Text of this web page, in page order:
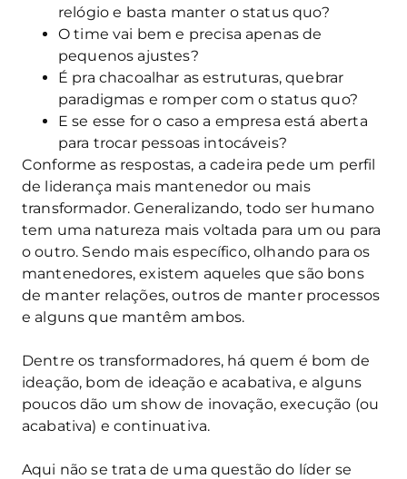
relógio e basta manter o status quo?
O time vai bem e precisa apenas de
pequenos ajustes?
É pra chacoalhar as estruturas, quebrar
paradigmas e romper com o status quo?
E se esse for o caso a empresa está aberta
para trocar pessoas intocáveis?
Conforme as respostas, a cadeira pede um perfil
de liderança mais mantenedor ou mais
transformador. Generalizando, todo ser humano
tem uma natureza mais voltada para um ou para
o outro. Sendo mais específico, olhando para os
mantenedores, existem aqueles que são bons
de manter relações, outros de manter processos
e alguns que mantêm ambos.
Dentre os transformadores, há quem é bom de
ideação, bom de ideação e acabativa, e alguns
poucos dão um show de inovação, execução (ou
acabativa) e continuativa.
Aqui não se trata de uma questão do líder se